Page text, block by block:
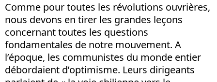
Comme pour toutes les révolutions ouvrières,
nous devons en tirer les grandes leçons
concernant toutes les questions
fondamentales de notre mouvement. A
l’époque, les communistes du monde entier
débordaient d’optimisme. Leurs dirigeants